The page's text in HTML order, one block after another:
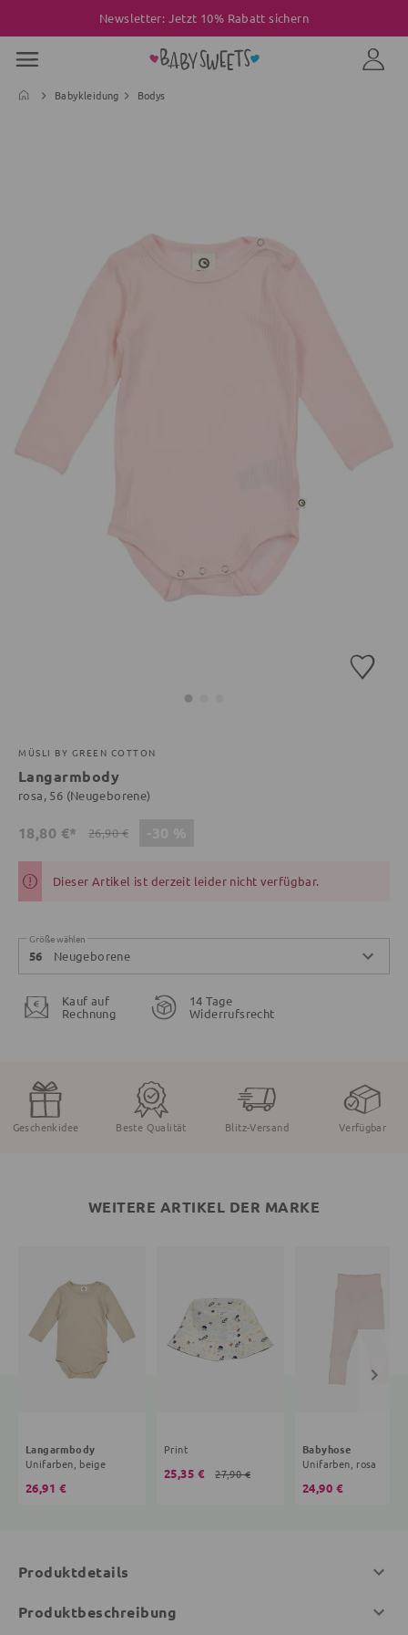
Newsletter: Jetzt 10% Rabatt sichern
Babykleidung Bodys
MÜSLI BY GREEN COTTON
Langarmbody
rosa, 56 (Neugeborene)
18,80 €* 26,90 €
Dieser Artikel ist derzeit leider nicht verfügbar.
Größe wählen
56 Neugeborene
Kauf auf
Rechnung
14 Tage
Widerrufsrecht
Geschenkidee Beste Qualität Blitz-Versand Verfügbar
WEITERE ARTIKEL DER MARKE
Langarmbody
Unifarben, beige
26,91 €
Print
25,35 € 27,90 €
Babyhose
Unifarben, rosa
24,90 €
Produktdetails
Produktbeschreibung